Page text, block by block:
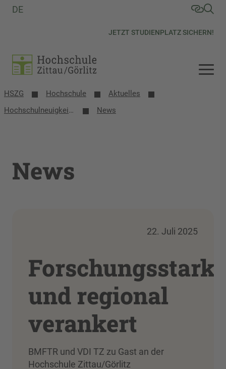
JETZT STUDIENPLATZ SICHERN!
DE
HSZG Hochschule
Aktuelles
Hochschulneuigkeiten Vorschau
News
News
22. Juli 2025
Forschungsstark
und regional
verankert
BMFTR und VDI TZ zu Gast an der
Hochschule Zittau/Görlitz